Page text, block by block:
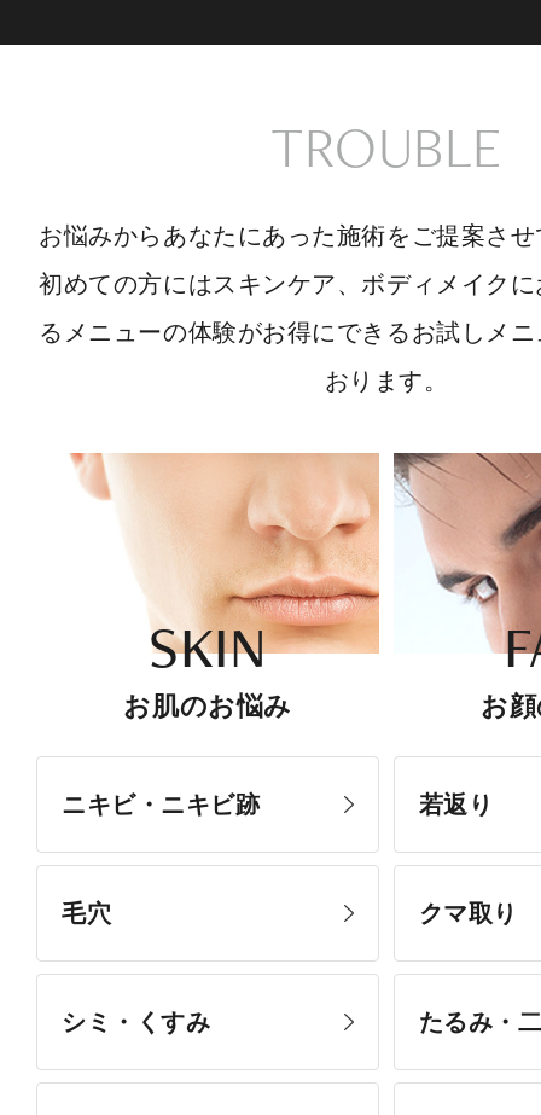
TROUBLE
お悩みからあなたにあった施術をご提案さ
初めての方にはスキンケア、ボディメイク
るメニューの体験がお得にできるお試しメ
おります。
SKIN
お肌のお悩み
ニキビ・ニキビ跡
毛穴
シミ・くすみ
お
若返り
クマ取り
たるみ・